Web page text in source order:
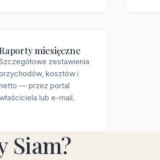
miesięczne
zestawienia
kosztów i
— przez portal
lub e-mail.
Siam?